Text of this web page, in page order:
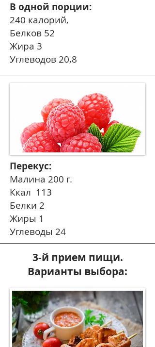
В одной порции:
240 калорий,
Белков 52
Жира 3
Углеводов 20,8
Перекус:
Малина 200 г.
Ккал 113
Белки 2
Жиры 1
Углеводы 24
3-й прием пищи.
Варианты выбора: